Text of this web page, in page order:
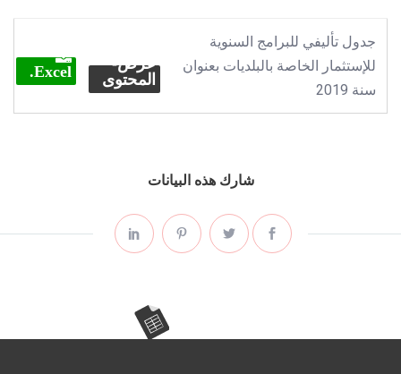
جدول تأليفي للبرامج السنوية
للإستثمار الخاصة بالبلديات بعنوان
سنة 2019
عرض-
المحتوى
Excel.
شارك هذه البيانات